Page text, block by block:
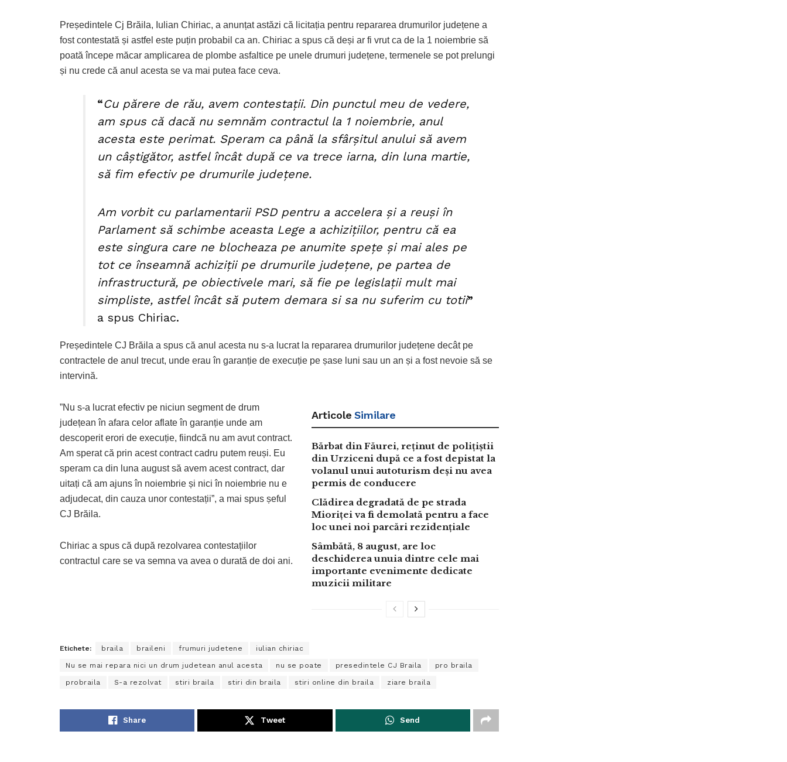
Președintele Cj Brăila, Iulian Chiriac, a anunțat astăzi că licitația pentru repararea drumurilor județene a
fost contestată și astfel este puțin probabil ca an. Chiriac a spus că deși ar fi vrut ca de la 1 noiembrie să
poată începe măcar amplicarea de plombe asfaltice pe unele drumuri județene, termenele se pot prelungi
și nu crede că anul acesta se va mai putea face ceva.
“Cu părere de rău, avem contestații. Din punctul meu de vedere,
am spus că dacă nu semnăm contractul la 1 noiembrie, anul
acesta este perimat. Speram ca până la sfârșitul anului să avem
un câștigător, astfel încât după ce va trece iarna, din luna martie,
să fim efectiv pe drumurile județene.
Am vorbit cu parlamentarii PSD pentru a accelera și a reuși în
Parlament să schimbe aceasta Lege a achizițiilor, pentru că ea
este singura care ne blocheaza pe anumite spețe și mai ales pe
tot ce înseamnă achiziții pe drumurile județene, pe partea de
infrastructură, pe obiectivele mari, să fie pe legislații mult mai
simpliste, astfel încât să putem demara si sa nu suferim cu totii”
a spus Chiriac.
Președintele CJ Brăila a spus că anul acesta nu s-a lucrat la repararea drumurilor județene decât pe
contractele de anul trecut, unde erau în garanție de execuție pe șase luni sau un an și a fost nevoie să se
intervină.
Articole Similare
Bărbat din Făurei, reținut de polițiștii
din Urziceni după ce a fost depistat la
volanul unui autoturism deși nu avea
permis de conducere
Clădirea degradată de pe strada
Mioriței va fi demolată pentru a face
loc unei noi parcări rezidențiale
Sâmbătă, 8 august, are loc
deschiderea unuia dintre cele mai
importante evenimente dedicate
muzicii militare
”Nu s-a lucrat efectiv pe niciun segment de drum
județean în afara celor aflate în garanție unde am
descoperit erori de execuție, fiindcă nu am avut contract.
Am sperat că prin acest contract cadru putem reuși. Eu
speram ca din luna august să avem acest contract, dar
uitați că am ajuns în noiembrie și nici în noiembrie nu e
adjudecat, din cauza unor contestații”, a mai spus șeful
CJ Brăila.
Chiriac a spus că după rezolvarea contestațiilor
contractul care se va semna va avea o durată de doi ani.
Etichete: braila braileni frumuri judetene iulian chiriac
Nu se mai repara nici un drum judetean anul acesta nu se poate presedintele CJ Braila pro braila
probraila S-a rezolvat stiri braila stiri din braila stiri online din braila ziare braila
Share Tweet Send